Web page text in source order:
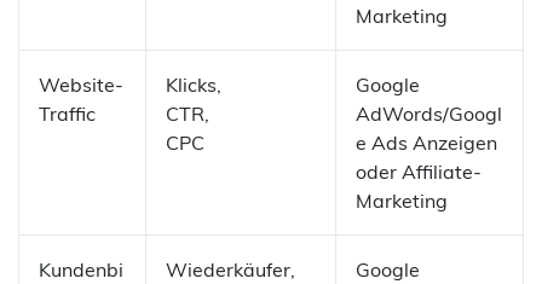
Marketing
Website-
Traffic
Klicks,
CTR,
CPC
Google
AdWords/Googl
e Ads Anzeigen
oder Affiliate-
Marketing
Kundenbi
Wiederkäufer,
Google